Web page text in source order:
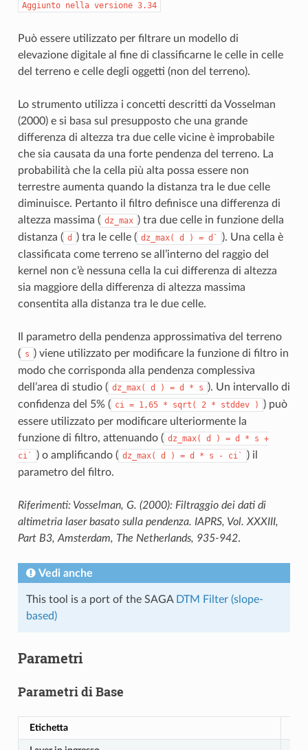
Aggiunto nella versione 3.34
Può essere utilizzato per filtrare un modello di
elevazione digitale al fine di classificarne le celle in celle
del terreno e celle degli oggetti (non del terreno).
Lo strumento utilizza i concetti descritti da Vosselman
(2000) e si basa sul presupposto che una grande
differenza di altezza tra due celle vicine è improbabile
che sia causata da una forte pendenza del terreno. La
probabilità che la cella più alta possa essere non
terrestre aumenta quando la distanza tra le due celle
diminuisce. Pertanto il filtro definisce una differenza di
altezza massima ( dz_max ) tra due celle in funzione della
distanza ( d ) tra le celle ( dz_max( d ) = d`
). Una cella è
classificata come terreno se all’interno del raggio del
kernel non c’è nessuna cella la cui differenza di altezza
sia maggiore della differenza di altezza massima
consentita alla distanza tra le due celle.
Il parametro della pendenza approssimativa del terreno
( s ) viene utilizzato per modificare la funzione di filtro in
modo che corrisponda alla pendenza complessiva
dell’area di studio ( dz_max( d ) = d * s ). Un intervallo di
confidenza del 5% ( ci = 1,65 * sqrt( 2 * stddev )
) può
essere utilizzato per modificare ulteriormente la
funzione di filtro, attenuando ( dz_max( d ) = d * s +
ci`
) o amplificando ( dz_max( d ) = d * s - ci`
) il
parametro del filtro.
Riferimenti: Vosselman, G. (2000): Filtraggio dei dati di
altimetria laser basato sulla pendenza. IAPRS, Vol. XXXIII,
Part B3, Amsterdam, The Netherlands, 935-942.
Vedi anche
This tool is a port of the SAGA DTM Filter (slope-
based)
Parametri
Parametri di Base
Etichetta